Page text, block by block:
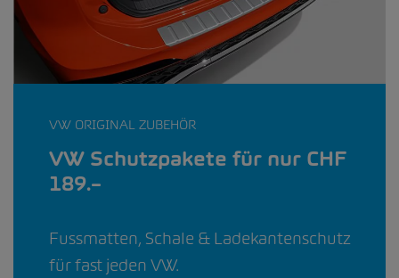
VW ORIGINAL ZUBEHÖR
VW Schutzpakete für nur CHF
189.–
Fussmatten, Schale & Ladekantenschutz
für fast jeden VW.